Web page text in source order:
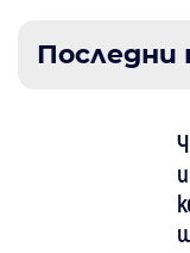
Последни